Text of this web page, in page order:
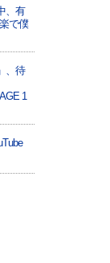
、有
で僕
、待
1